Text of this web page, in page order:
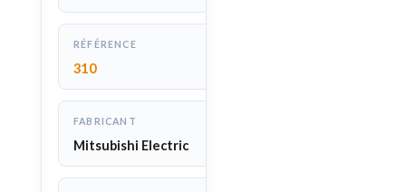
RÉFÉRENCE
310
FABRICANT
Mitsubishi Electric